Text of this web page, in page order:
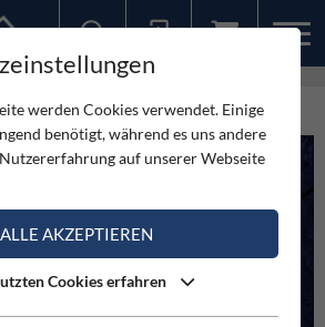
TRAINING (3)
werden Cookies verwendet. Einige
benötigt, während es uns andere
auf unserer Webseite
ALLE AKZEPTIEREN
Cookies erfahren